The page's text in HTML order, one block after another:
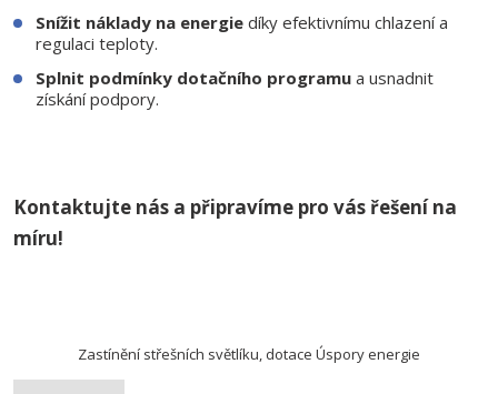
Snížit náklady na energiedíky efektivnímu chlazení a
regulaci teploty.
Splnit podmínky dotačního programua usnadnit
získání podpory.
Kontaktujte nás a připravíme pro vás řešení na
míru!
Zastínění střešních světlíku, dotace Úspory energie